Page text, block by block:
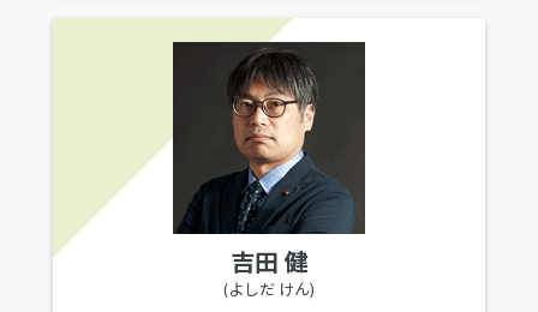
吉田 健
(よしだ けん)